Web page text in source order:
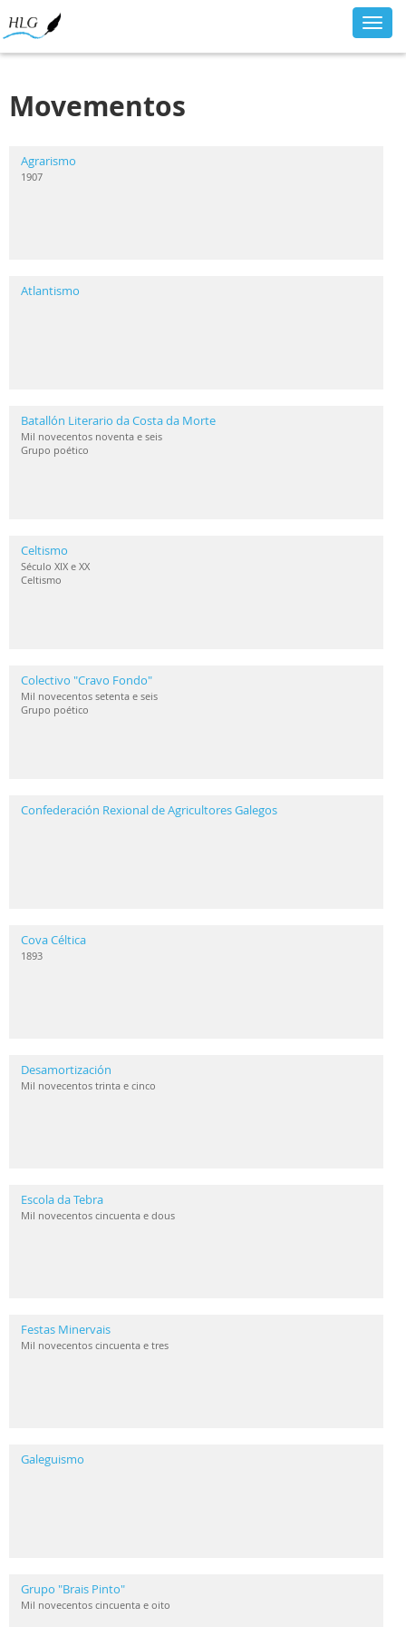
Movementos
Agrarismo
1907
Atlantismo
Batallón Literario da Costa da Morte
Mil novecentos noventa e seis
Grupo poético
Celtismo
Século XIX e XX
Celtismo
Colectivo "Cravo Fondo"
Mil novecentos setenta e seis
Grupo poético
Confederación Rexional de Agricultores Galegos
Cova Céltica
1893
Desamortización
Mil novecentos trinta e cinco
Escola da Tebra
Mil novecentos cincuenta e dous
Festas Minervais
Mil novecentos cincuenta e tres
Galeguismo
Grupo "Brais Pinto"
Mil novecentos cincuenta e oito